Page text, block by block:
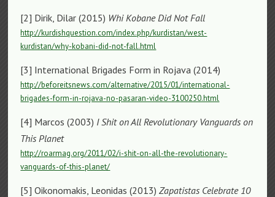
[2] Dirik, Dilar (2015) Whi Kobane Did Not Fall
http://kurdishquestion.com/index.php/kurdistan/west-
kurdistan/why-kobani-did-not-fall.html
[3] International Brigades Form in Rojava (2014)
http://beforeitsnews.com/alternative/2015/01/international-
brigades-form-in-rojava-no-pasaran-video-3100250.html
[4] Marcos (2003) I Shit on All Revolutionary Vanguards on
This Planet
http://roarmag.org/2011/02/i-shit-on-all-the-revolutionary-
vanguards-of-this-planet/
[5] Oikonomakis, Leonidas (2013)Zapatistas Celebrate 10